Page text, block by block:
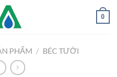
0
PHẨM / BÉC TƯỚI